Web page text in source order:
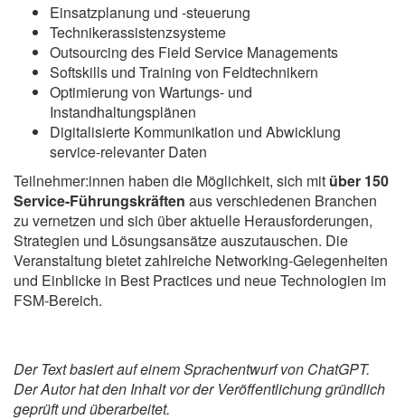
Einsatzplanung und -steuerung
Technikerassistenzsysteme
Outsourcing des Field Service Managements
Softskills und Training von Feldtechnikern
Optimierung von Wartungs- und
Instandhaltungsplänen
Digitalisierte Kommunikation und Abwicklung
service-relevanter Daten
Teilnehmer:innen haben die Möglichkeit, sich mit über 150
Service-Führungskräften aus verschiedenen Branchen
zu vernetzen und sich über aktuelle Herausforderungen,
Strategien und Lösungsansätze auszutauschen. Die
Veranstaltung bietet zahlreiche Networking-Gelegenheiten
und Einblicke in Best Practices und neue Technologien im
FSM-Bereich.
Der Text basiert auf einem Sprachentwurf von ChatGPT.
Der Autor hat den Inhalt vor der Veröffentlichung gründlich
geprüft und überarbeitet.